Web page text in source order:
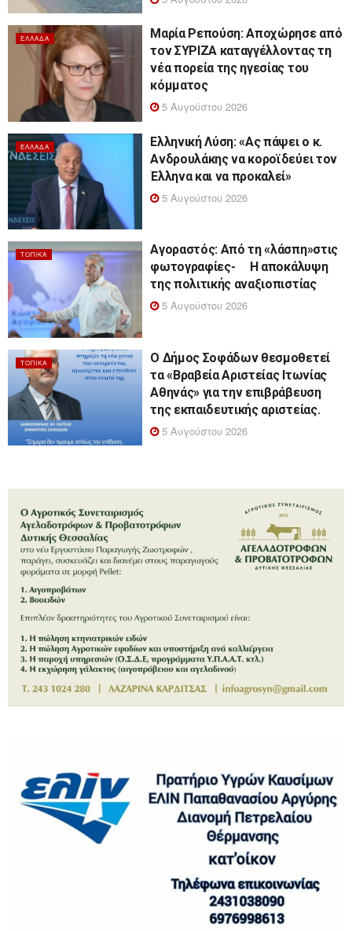
ΕΛΛΆΔΑ
Μαρία Ρεπούση: Αποχώρησε από
τον ΣΥΡΙΖΑ καταγγέλλοντας τη
νέα πορεία της ηγεσίας του
κόμματος
5 Αυγούστου 2026
ΕΛΛΆΔΑ
Ελληνική Λύση: «Ας πάψει ο κ.
Ανδρουλάκης να κοροϊδεύει τον
Έλληνα και να προκαλεί»
5 Αυγούστου 2026
ΤΟΠΙΚΆ
Αγοραστός: Από τη «λάσπη»στις
φωτογραφίες- Η αποκάλυψη
της πολιτικής αναξιοπιστίας
5 Αυγούστου 2026
ΤΟΠΙΚΆ
Ο Δήμος Σοφάδων θεσμοθετεί
τα «Βραβεία Αριστείας Ιτωνίας
Αθηνάς» για την επιβράβευση
της εκπαιδευτικής αριστείας.
5 Αυγούστου 2026